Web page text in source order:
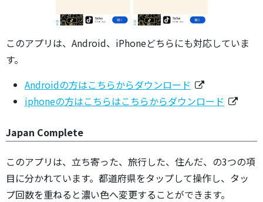
このアプリは、Android、iPhoneどちらにも対応していま
す。
Androidの方はこちらからダウンロード
iphoneの方はこちらはこちらからダウンロード
Japan Complete
このアプリは、立ち寄った、旅行した、住んだ、の3つの項
目に分かれています。都道府県をタップして操作し、タッ
プ回数を重ねると濃い色へ変更することができます。